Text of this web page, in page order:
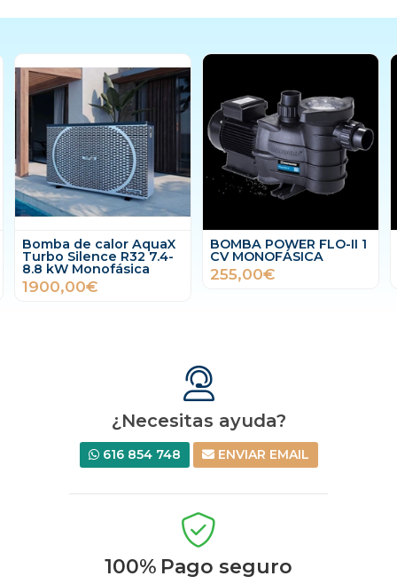
Bomba de calor AquaX
Turbo Silence R32 7.4-
8.8 kW Monofásica
1900,00€
BOMBA POWER FLO-II 1
CV MONOFÁSICA
255,00€
¿Necesitas ayuda?
616 854 748 ENVIAR EMAIL
100% Pago seguro